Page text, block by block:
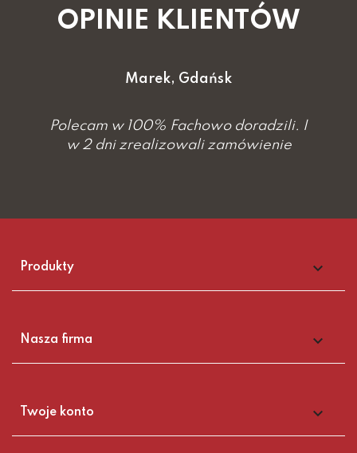
OPINIE KLIENTÓW
Marek, Gdańsk
Polecam w 100% Fachowo doradzili. I
w 2 dni zrealizowali zamówienie
Produkty 
Nasza firma 
Twoje konto 